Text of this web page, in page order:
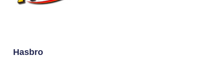
Hasbro